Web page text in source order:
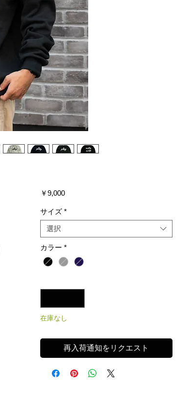
￥9,000価
サイズ *
選択
カラー *
在庫なし
再入荷通知をリクエスト